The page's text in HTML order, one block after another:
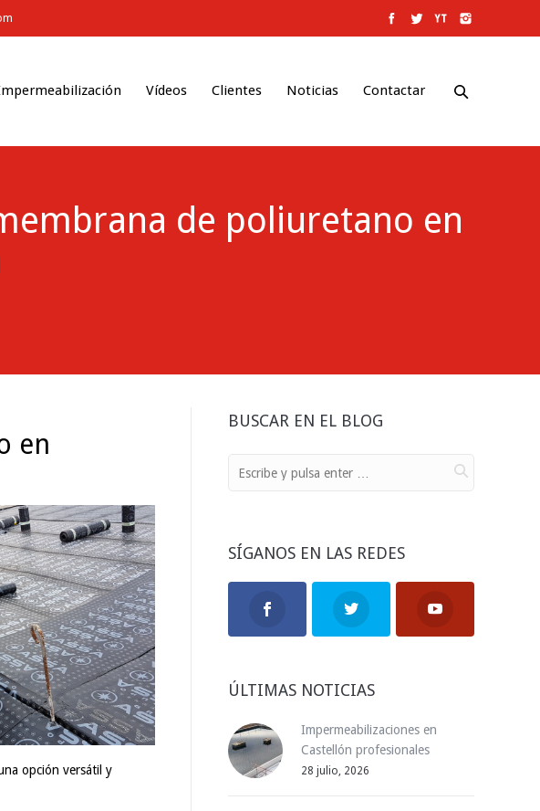
Vídeos Clientes Noticias Contactar
de poliuretano en
en
opción versátil y
BUSCAR EN EL BLOG
SÍGANOS EN LAS REDES
ÚLTIMAS NOTICIAS
Impermeabilizaciones en
Castellón profesionales
28 julio, 2026